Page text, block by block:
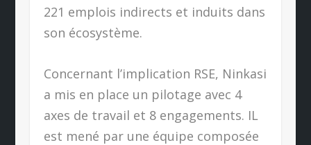
221 emplois indirects et induits dans
son écosystème.
Concernant l’implication RSE, Ninkasi
a mis en place un pilotage avec 4
axes de travail et 8 engagements. IL
est mené par une équipe composée